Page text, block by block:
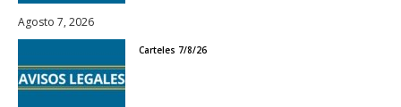
Agosto 7, 2026
Carteles 7/8/26